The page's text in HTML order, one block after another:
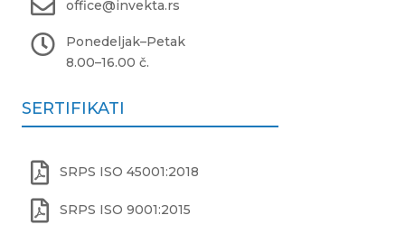
 office@invekta.rs
 Ponedeljak–Petak
8.00–16.00 č.
SERTIFIKATI
 SRPS ISO 45001:2018
 SRPS ISO 9001:2015